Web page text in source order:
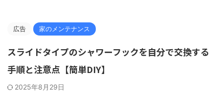
広告 家のメンテナンス
スライドタイプのシャワーフックを自分で交換する
手順と注意点【簡単DIY】
2025年8月29日